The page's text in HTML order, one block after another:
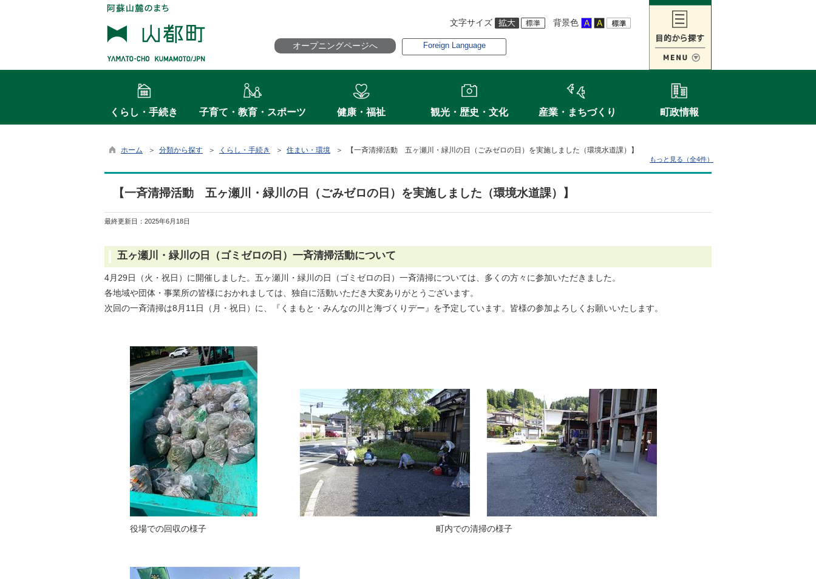
文字サイズ 背景色
オープニングページへ Foreign Language
くらし・手続き 子育て・教育・スポーツ 健康・福祉 観光・歴史・文化 産業・まちづくり 町政情報
ホーム ＞ 分類から探す ＞ くらし・手続き ＞ 住まい・環境 ＞ 【一斉清掃活動 五ヶ瀬川・緑川の日（ごみゼロの日）を実施しました（環境水道課）】
もっと見る（全4件）
【一斉清掃活動 五ヶ瀬川・緑川の日（ごみゼロの日）を実施しました（環境水道課）】
最終更新日： 2025年6月18日
五ヶ瀬川・緑川の日（ゴミゼロの日）一斉清掃活動について
4月29日（火・祝日）に開催しました。五ヶ瀬川・緑川の日（ゴミゼロの日）一斉清掃については、多くの方々に参加いただきました。
各地域や団体・事業所の皆様におかれましては、独自に活動いただき大変ありがとうございます。
次回の一斉清掃は8月11日（月・祝日）に、『くまもと・みんなの川と海づくりデー』を予定しています。皆様の参加よろしくお願いいたします。
役場での回収の様子 町内での清掃の様子